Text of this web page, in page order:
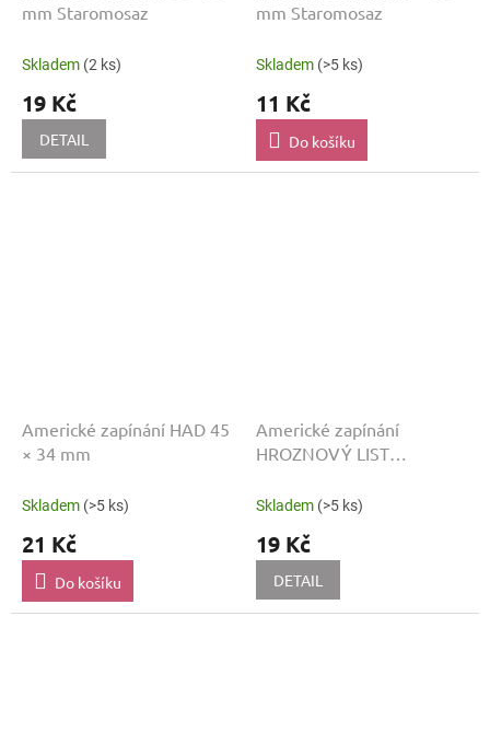
mm Staromosaz
Skladem (2 ks)
19 Kč
DETAIL
mm Staromosaz
Skladem (>5 ks)
11 Kč
Do košíku
Americké zapínání HAD 45
× 34 mm
Skladem (>5 ks)
21 Kč
Do košíku
Americké zapínání
HROZNOVÝ LIST
Skladem (>5 ks)
19 Kč
DETAIL